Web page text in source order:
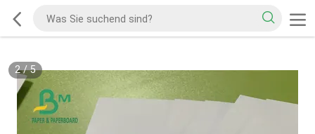
2/5